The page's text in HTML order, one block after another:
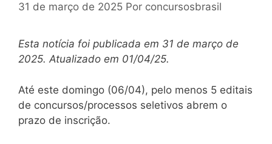
31 de março de 2025 Por concursosbrasil
Esta notícia foi publicada em 31 de março de
2025. Atualizado em 01/04/25.
Até este domingo (06/04), pelo menos 5 editais
de concursos/processos seletivos abrem o
prazo de inscrição.